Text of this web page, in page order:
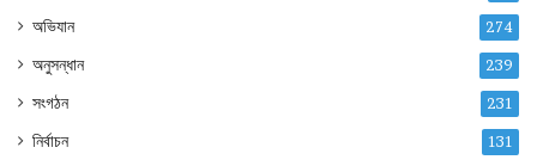
অভিযান 274
অনুসন্ধান 239
সংগঠন 231
নির্বাচন 131